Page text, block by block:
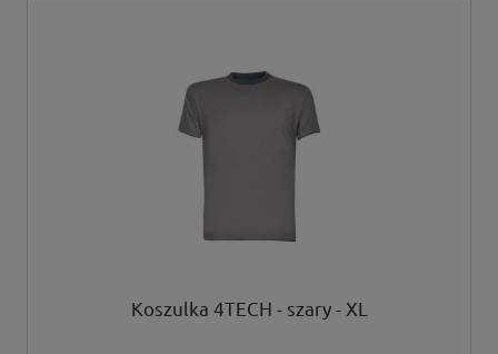
Koszulka 4TECH - szary - XL